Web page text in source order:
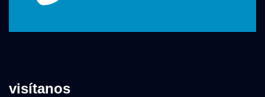
visítanos